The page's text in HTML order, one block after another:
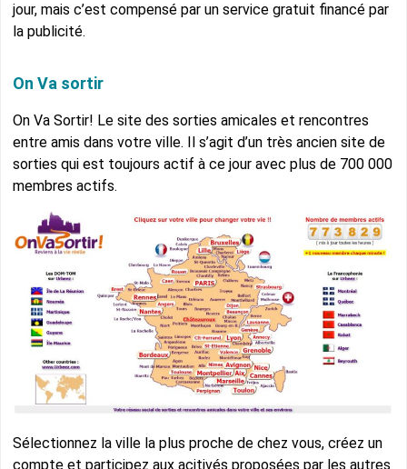
jour, mais c’est compensé par un service gratuit financé par
la publicité.
On Va sortir
On Va Sortir! Le site des sorties amicales et rencontres
entre amis dans votre ville. Il s’agit d’un très ancien site de
sorties qui est toujours actif à ce jour avec plus de 700 000
membres actifs.
Sélectionnez la ville la plus proche de chez vous, créez un
compte et participez aux acitivés proposées par les autres